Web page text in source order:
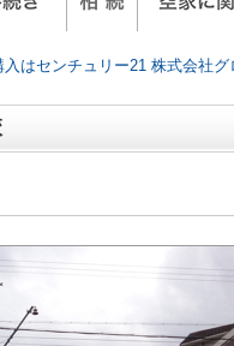
はセンチュリー21 株式会社